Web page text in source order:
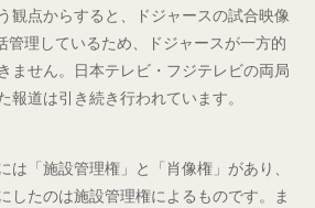
観点からすると、ドジャースの試合映像
管理しているため、ドジャースが一方的
ません。日本テレビ・フジテレビの両局
報道は引き続き行われています。
は「施設管理権」と「肖像権」があり、
したのは施設管理権によるものです。ま